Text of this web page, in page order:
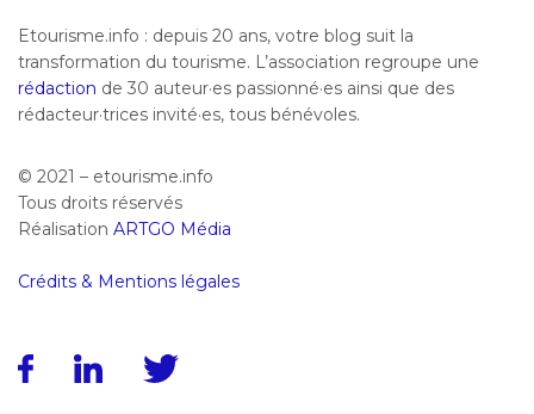
Etourisme.info : depuis 20 ans, votre blog suit la
transformation du tourisme. L’association regroupe une
rédaction de 30 auteur·es passionné·es ainsi que des
rédacteur·trices invité·es, tous bénévoles.
© 2021 – etourisme.info
Tous droits réservés
Réalisation ARTGO Média
Crédits & Mentions légales